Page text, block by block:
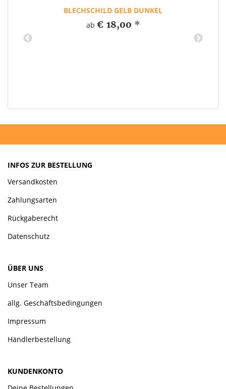
BLECHSCHILD GELB DUNKEL
ab € 18,00 *
INFOS ZUR BESTELLUNG
Versandkosten
Zahlungsarten
Rückgaberecht
Datenschutz
ÜBER UNS
Unser Team
allg. Geschäftsbedingungen
Impressum
Händlerbestellung
KUNDENKONTO